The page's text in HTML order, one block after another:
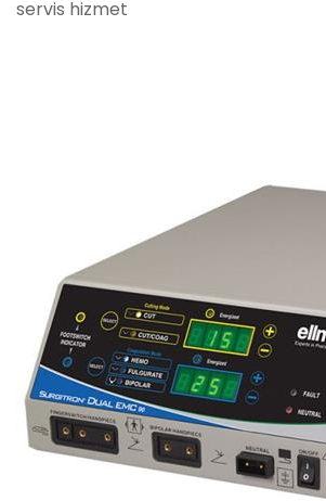
servis hizmet